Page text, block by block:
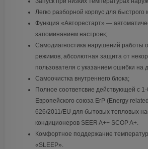
Легко разборной корпус для быстрого
Функция «Авторестарт» —
запоминанием настроек;
Самодиагностика нарушений работы
режимов, абсолютная защита от
пользователя с указанием ошибки на
Самоочистка внутреннего блока;
Полное соответсвие действующей c
Европейского союза ErP (Energy
626/2011/EU для бытовых тепловых
кондиционеров SEER A++ SCOP A+.
Комфортное поддержание
«SLEEP».